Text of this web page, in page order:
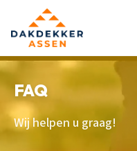
FAQ
Wij helpen u graag!